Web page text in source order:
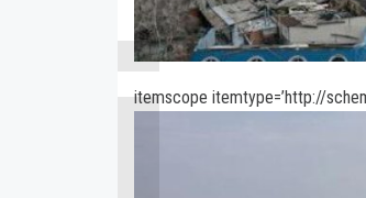
itemscope itemtype=’http://